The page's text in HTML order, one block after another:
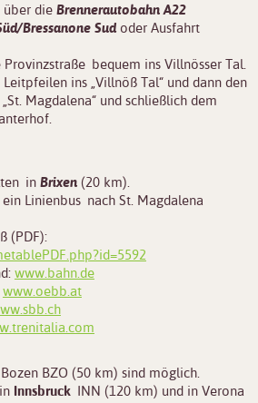
über die Brennerautobahn A22
Bressanone Sudoder Ausfahrt
bequem ins Villnösser Tal.
ins „Villnöß Tal“ und dann den
Magdalena“ und schließlich dem
in Brixen(20 km).
Linienbus nach St. Magdalena
(PDF):
www.bahn.de
www.oebb.at
BZO (50 km) sind möglich.
Innsbruck INN (120 km) und in Verona